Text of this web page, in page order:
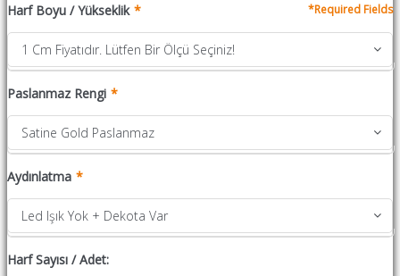
Harf Boyu / Yükseklik
1 Cm Fiyatıdır. Lütfen Bir Ölçü Seçiniz!
Paslanmaz Rengi
Satine Gold Paslanmaz
Aydınlatma
Led Işık Yok + Dekota Var
Harf Sayısı / Adet: